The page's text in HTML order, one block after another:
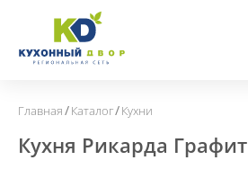
Главная/Каталог/Кухни
Кухня Рикарда Графит